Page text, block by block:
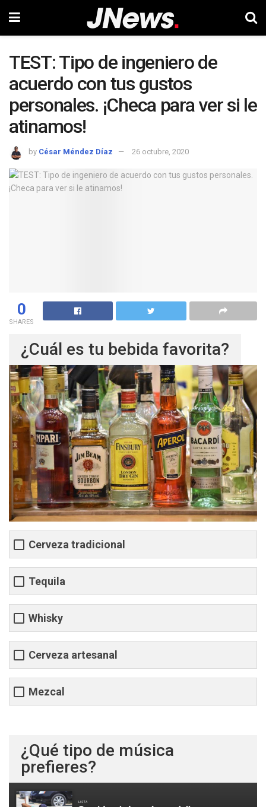
TEST: Tipo de ingeniero de
acuerdo con tus gustos
personales. ¡Checa para ver si le
atinamos!
by César Méndez Díaz 26 octubre, 2020
0
SHARES
¿Cuál es tu bebida favorita?
Cerveza tradicional
Tequila
Whisky
Cerveza artesanal
Mezcal
¿Qué tipo de música
prefieres?